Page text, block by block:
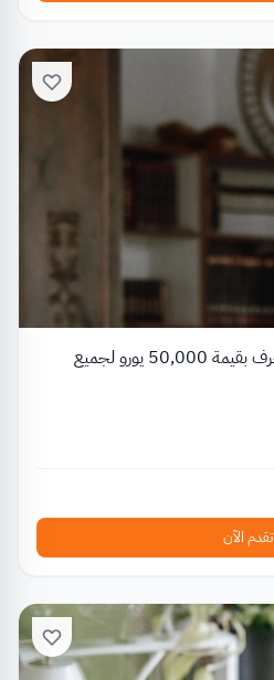
مسابقة LOEWE الدولية للحرف بقيمة 50,000 يورو لجميع
تقدم الآن